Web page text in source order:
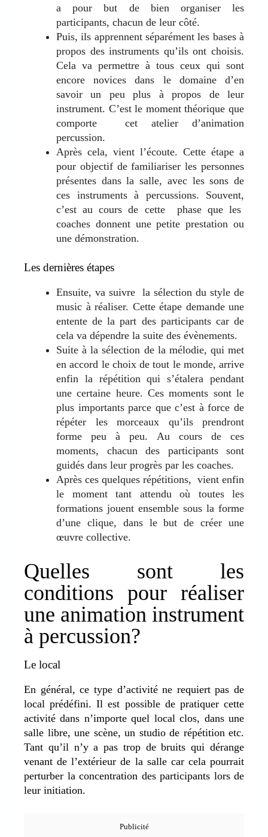
a pour but de bien organiser les
participants, chacun de leur côté.
Puis, ils apprennent séparément les bases à
propos des instruments qu’ils ont choisis.
Cela va permettre à tous ceux qui sont
encore novices dans le domaine d’en
savoir un peu plus à propos de leur
instrument. C’est le moment théorique que
comporte cet atelier d’animation
percussion.
Après cela, vient l’écoute. Cette étape a
pour objectif de familiariser les personnes
présentes dans la salle, avec les sons de
ces instruments à percussions. Souvent,
c’est au cours de cette phase que les
coaches donnent une petite prestation ou
une démonstration.
Les dernières étapes
Ensuite, va suivre la sélection du style de
music à réaliser. Cette étape demande une
entente de la part des participants car de
cela va dépendre la suite des évènements.
Suite à la sélection de la mélodie, qui met
en accord le choix de tout le monde, arrive
enfin la répétition qui s’étalera pendant
une certaine heure. Ces moments sont le
plus importants parce que c’est à force de
répéter les morceaux qu’ils prendront
forme peu à peu. Au cours de ces
moments, chacun des participants sont
guidés dans leur progrès par les coaches.
Après ces quelques répétitions, vient enfin
le moment tant attendu où toutes les
formations jouent ensemble sous la forme
d’une clique, dans le but de créer une
œuvre collective.
Quelles sont les
conditions pour réaliser
une animation instrument
à percussion?
Le local
En général, ce type d’activité ne requiert pas de
local prédéfini. Il est possible de pratiquer cette
activité dans n’importe quel local clos, dans une
salle libre, une scène, un studio de répétition etc.
Tant qu’il n’y a pas trop de bruits qui dérange
venant de l’extérieur de la salle car cela pourrait
perturber la concentration des participants lors de
leur initiation.